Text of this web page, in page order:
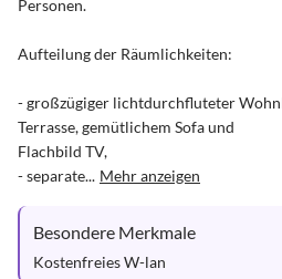
Personen.
Aufteilung der Räumlichkeiten:
- großzügiger lichtdurchfluteter
Terrasse, gemütlichem Sofa und
Flachbild TV,
- separate... Mehr anzeigen
Besondere Merkmale
Kostenfreies W-lan